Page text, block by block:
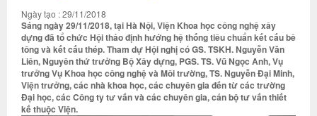
Ngày tạo : 29/11/2018
Sáng ngày 29/11/2018, tại Hà Nội, Viện Khoa học công nghệ xây
dựng đã tổ chức Hội thảo định hướng hệ thống tiêu chuẩn kết cấu bê
tông và kết cấu thép. Tham dự Hội nghị có GS. TSKH. Nguyễn Văn
Liên, Nguyên thứ trưởng Bộ Xây dựng, PGS. TS. Vũ Ngọc Anh, Vụ
trưởng Vụ Khoa học công nghệ và Môi trường, TS. Nguyễn Đại Minh,
Viện trưởng, các nhà khoa học, các chuyên gia đến từ các trường
Đại học, các Công ty tư vấn và các chuyên gia, cán bộ tư vấn thiết
kế thuộc Viện.